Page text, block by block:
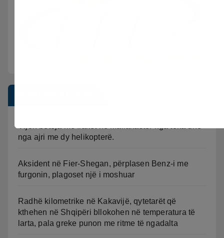
nga ajri me dy helikopterë.
Aksident në Fier-Shegan, përplasen Benz-i me
furgonin, plagoset një i moshuar
Radhë kilometrike në Kakavijë, qytetarët që
kthehen në Shqipëri bllokohen në temperatura të
larta, pala greke punon me ritme të ngadalta